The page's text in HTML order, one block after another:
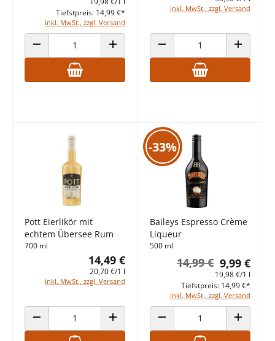
inkl. MwSt., zzgl. Versand
Tiefstpreis: 14,99 €*
ANZAHL VERRINGERN ANZAHL ERHÖHEN
inkl. MwSt., zzgl. Versand
ANZAHL VERRINGERN ANZAHL
Pott Eierlikör mit
echtem Übersee Rum
700 ml
14,49 €
20,70 €/1 l
inkl. MwSt., zzgl. Versand
ANZAHL VERRINGERN ANZAHL ERHÖHEN
-33%
Baileys Espresso Crème
Liqueur
500 ml
9,99 €
14,99 €
19,98 €/1 l
inkl. MwSt., zzgl. Versand
Tiefstpreis: 14,99 €*
ANZAHL VERRINGERN ANZAHL